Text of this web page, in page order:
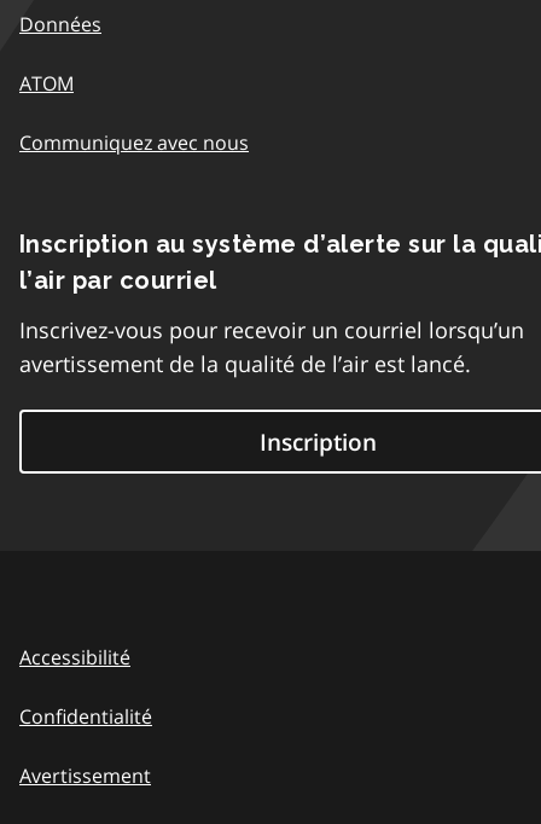
Données
ATOM
Communiquez avec nous
Inscription au système d’alerte sur la
l’air par courriel
Inscrivez-vous pour recevoir un courriel lorsqu’un
avertissement de la qualité de l’air est lancé.
Inscription
Accessibilité
Confidentialité
Avertissement